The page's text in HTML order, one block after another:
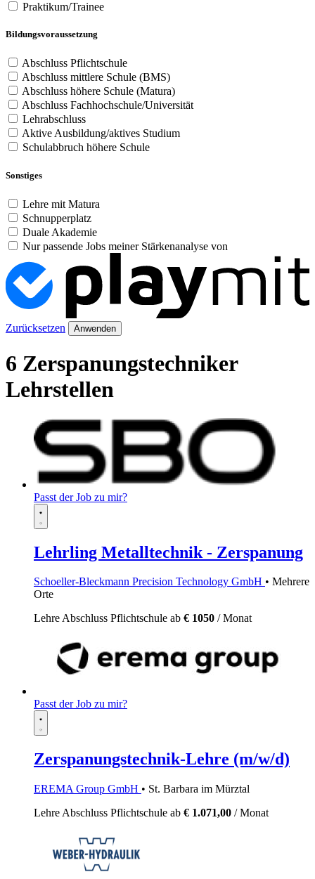
Praktikum/Trainee
Bildungsvoraussetzung
Abschluss Pflichtschule
Abschluss mittlere Schule (BMS)
Abschluss höhere Schule (Matura)
Abschluss Fachhochschule/Universität
Lehrabschluss
Aktive Ausbildung/aktives Studium
Schulabbruch höhere Schule
Sonstiges
Lehre mit Matura
Schnupperplatz
Duale Akademie
Nur passende Jobs meiner Stärkenanalyse von
Zurücksetzen Anwenden
6 Zerspanungstechniker
Lehrstellen
Passt der Job zu mir?
Lehrling Metalltechnik - Zerspanung
Schoeller-Bleckmann Precision Technology GmbH • Mehrere
Orte
LehreAbschluss Pflichtschule ab € 1050 / Monat
Passt der Job zu mir?
Zerspanungstechnik-Lehre (m/w/d)
EREMA Group GmbH • St. Barbara im Mürztal
Lehre Abschluss Pflichtschule ab € 1.071,00 / Monat